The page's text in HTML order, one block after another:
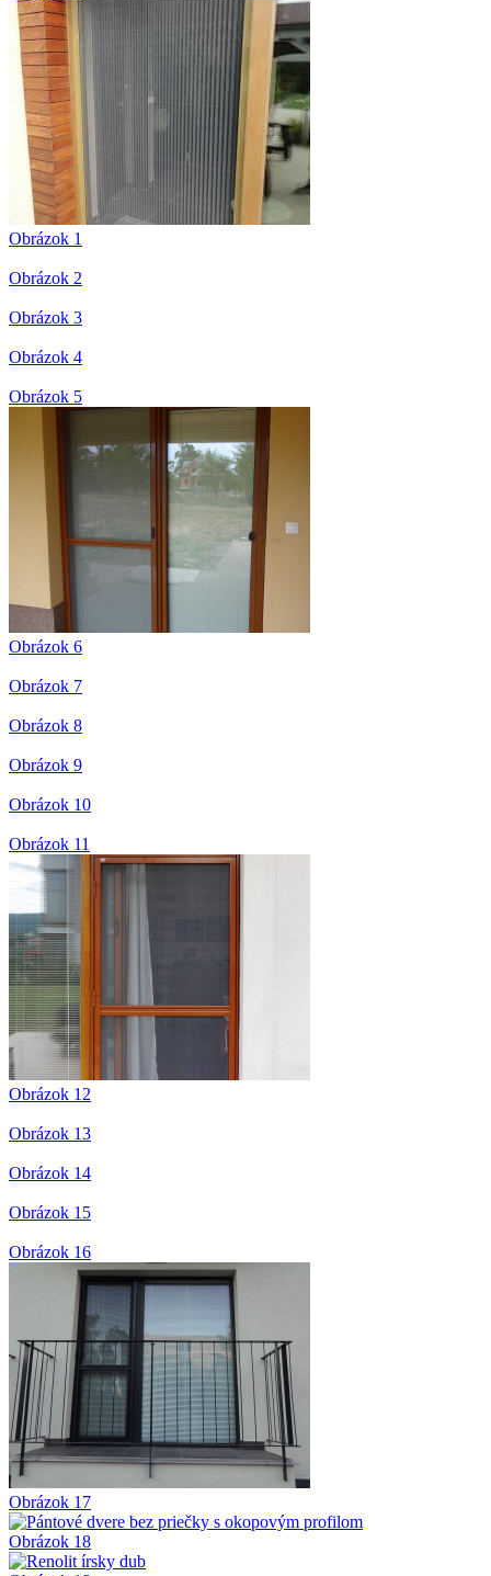
Obrázok 1
Obrázok 2
Obrázok 3
Obrázok 4
Obrázok 5
Obrázok 6
Obrázok 7
Obrázok 8
Obrázok 9
Obrázok 10
Obrázok 11
Obrázok 12
Obrázok 13
Obrázok 14
Obrázok 15
Obrázok 16
Obrázok 17
Obrázok 18